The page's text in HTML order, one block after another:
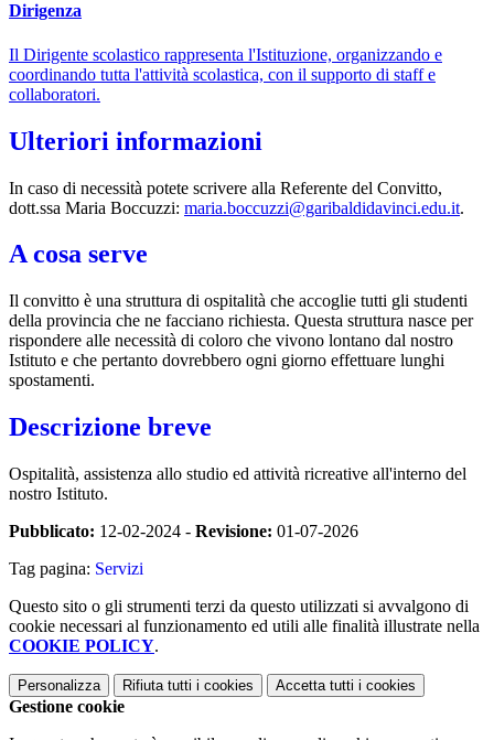
Dirigenza
Il Dirigente scolastico rappresenta l'Istituzione, organizzando e
coordinando tutta l'attività scolastica, con il supporto di staff e
collaboratori.
Ulteriori informazioni
In caso di necessità potete scrivere alla Referente del Convitto,
dott.ssa Maria Boccuzzi: maria.boccuzzi@garibaldidavinci.edu.it.
A cosa serve
Il convitto è una struttura di ospitalità che accoglie tutti gli studenti
della provincia che ne facciano richiesta. Questa struttura nasce per
rispondere alle necessità di coloro che vivono lontano dal nostro
Istituto e che pertanto dovrebbero ogni giorno effettuare lunghi
spostamenti.
Descrizione breve
Ospitalità, assistenza allo studio ed attività ricreative all'interno del
nostro Istituto.
Pubblicato: 12-02-2024 - Revisione: 01-07-2026
Tag pagina: Servizi
Questo sito o gli strumenti terzi da questo utilizzati si avvalgono di
cookie necessari al funzionamento ed utili alle finalità illustrate nella
COOKIE POLICY.
Personalizza Rifiuta tutti i cookies Accetta tutti i cookies
Gestione cookie